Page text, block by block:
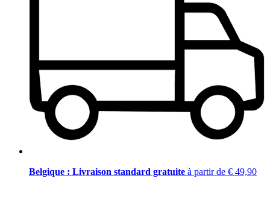
Belgique : Livraison standard gratuite à partir de € 49,90